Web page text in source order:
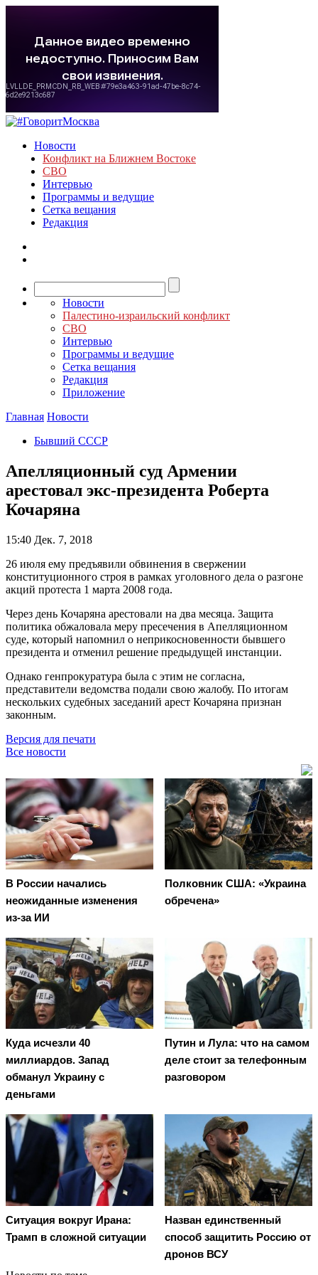
Новости
Конфликт на Ближнем Востоке
СВО
Интервью
Программы и ведущие
Сетка вещания
Редакция
Новости
Палестино-израильский конфликт
СВО
Интервью
Программы и ведущие
Сетка вещания
Редакция
Приложение
Главная Новости
Бывший СССР
Апелляционный суд Армении
арестовал экс-президента Роберта
Кочаряна
15:40 Дек. 7, 2018
26 июля ему предъявили обвинения в свержении
конституционного строя в рамках уголовного дела о разгоне
акций протеста 1 марта 2008 года.
Через день Кочаряна арестовали на два месяца. Защита
политика обжаловала меру пресечения в Апелляционном
суде, который напомнил о неприкосновенности бывшего
президента и отменил решение предыдущей инстанции.
Однако генпрокуратура была с этим не согласна,
представители ведомства подали свою жалобу. По итогам
нескольких судебных заседаний арест Кочаряна признан
законным.
Версия для печати
Все новости
В России начались
неожиданные изменения
из-за ИИ
Полковник США: «Украина
обречена»
Куда исчезли 40
миллиардов. Запад
обманул Украину с
деньгами
Путин и Лула: что на самом
деле стоит за телефонным
разговором
Ситуация вокруг Ирана:
Трамп в сложной ситуации
Назван единственный
способ защитить Россию от
дронов ВСУ